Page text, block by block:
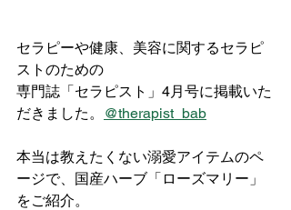
セラピーや健康、美容に関するセラピ
ストのための
専門誌「セラピスト」4月号に掲載いた
だきました。
@therapist_bab
⁡本当は教えたくない溺愛アイテムのペ
ージで、国産ハーブ「ローズマリー」
をご紹介。